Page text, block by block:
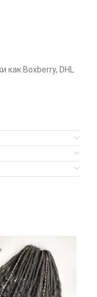
Boxberry, DHL